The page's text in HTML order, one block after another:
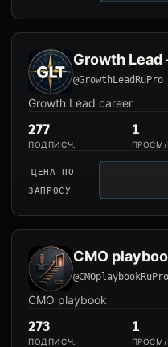
Growth
@GrowthLeadRuPro
Growth Lead career
277
ПОДПИСЧ.
1
ЦЕНА ПО
ЗАПРОСУ
CMO
@CMOplaybookRuPro
CMO playbook
273
ПОДПИСЧ.
1